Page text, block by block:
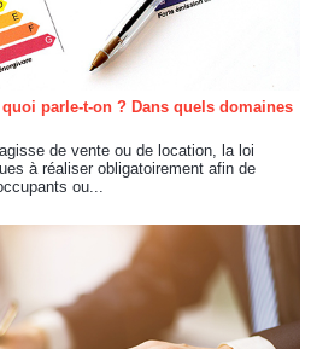
parle-t-on ? Dans quels domaines
de vente ou de location, la loi
à réaliser obligatoirement afin de
ou...